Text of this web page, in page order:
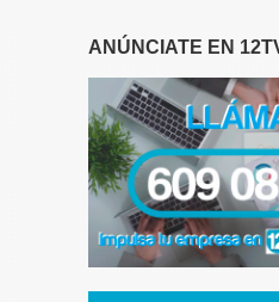
ANÚNCIATE EN